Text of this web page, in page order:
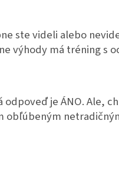
ste videli alebo
výhody má tréning s
je ÁNO. Ale,
obľúbeným